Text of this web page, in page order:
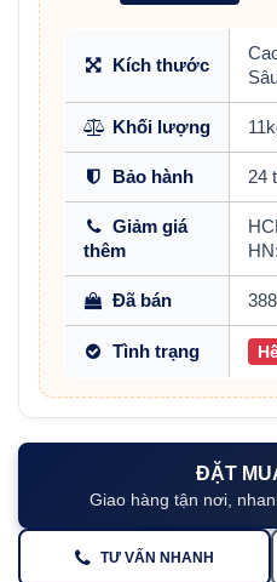
Kích thước
Khối lượng
Bảo hành 24
Giảm giá
thêm
Đã bán
Tình trạng
ĐẶT
Giao hàng tận nơi,
TƯ VẤN NHANH